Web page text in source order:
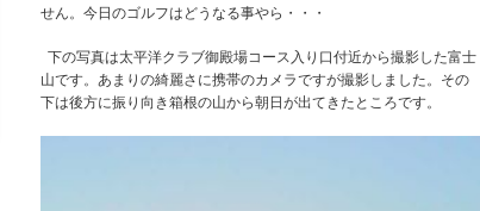
せん。今日のゴルフはどうなる事やら・・・
下の写真は太平洋クラブ御殿場コース入り口付近から撮影した富士
山です。あまりの綺麗さに携帯のカメラですが撮影しました。その
下は後方に振り向き箱根の山から朝日が出てきたところです。